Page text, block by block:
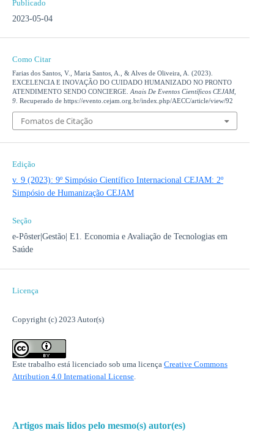
Publicado
2023-05-04
Como Citar
Farias dos Santos, V., Maria Santos, A., & Alves de Oliveira, A. (2023).
EXCELENCIA E INOVAÇÃO DO CUIDADO HUMANIZADO NO PRONTO
ATENDIMENTO SENDO CONCIERGE. Anais De Eventos Científicos CEJAM,
9. Recuperado de https://evento.cejam.org.br/index.php/AECC/article/view/92
Fomatos de Citação
Edição
v. 9 (2023): 9º Simpósio Científico Internacional CEJAM: 2º
Simpósio de Humanização CEJAM
Seção
e-Pôster|Gestão| E1. Economia e Avaliação de Tecnologias em
Saúde
Licença
Copyright (c) 2023 Autor(s)
Este trabalho está licenciado sob uma licença Creative Commons
Attribution 4.0 International License.
Artigos mais lidos pelo mesmo(s) autor(es)